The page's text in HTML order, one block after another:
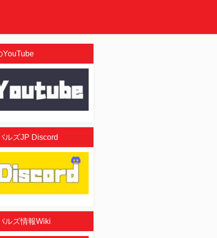
YouTube
ルズJP Discord
ルズ情報Wiki